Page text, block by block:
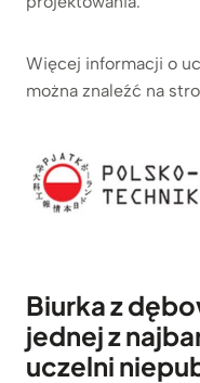
Więcej informacji o
można znaleźć na
Biurka z
jednej z
uczelni